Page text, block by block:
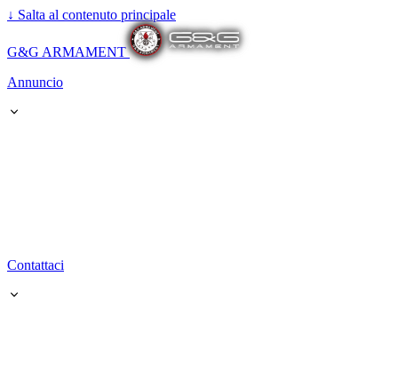
↓ Salta al contenuto principale
G&G ARMAMENT
Annuncio
Contattaci